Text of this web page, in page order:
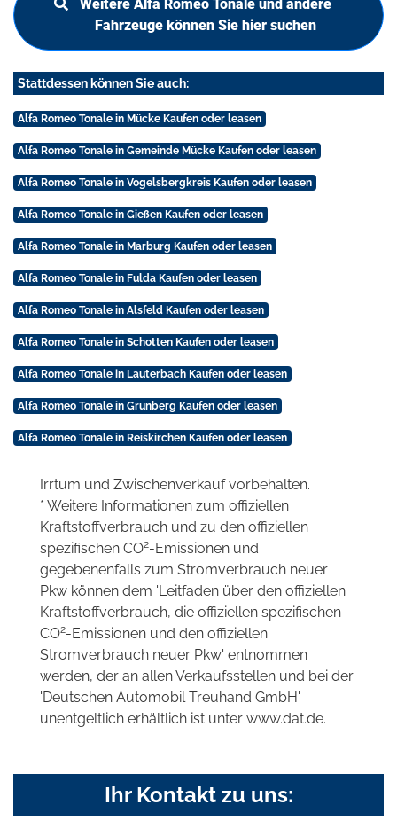
Weitere Alfa Romeo Tonale und andere
Fahrzeuge können Sie hier suchen
Stattdessen können Sie auch:
Alfa Romeo Tonale in Mücke Kaufen oder leasen
Alfa Romeo Tonale in Gemeinde Mücke Kaufen oder leasen
Alfa Romeo Tonale in Vogelsbergkreis Kaufen oder leasen
Alfa Romeo Tonale in Gießen Kaufen oder leasen
Alfa Romeo Tonale in Marburg Kaufen oder leasen
Alfa Romeo Tonale in Fulda Kaufen oder leasen
Alfa Romeo Tonale in Alsfeld Kaufen oder leasen
Alfa Romeo Tonale in Schotten Kaufen oder leasen
Alfa Romeo Tonale in Lauterbach Kaufen oder leasen
Alfa Romeo Tonale in Grünberg Kaufen oder leasen
Alfa Romeo Tonale in Reiskirchen Kaufen oder leasen
Irrtum und Zwischenverkauf vorbehalten.
* Weitere Informationen zum offiziellen
Kraftstoffverbrauch und zu den offiziellen
spezifischen CO2-Emissionen und
gegebenenfalls zum Stromverbrauch neuer
Pkw können dem 'Leitfaden über den offiziellen
Kraftstoffverbrauch, die offiziellen spezifischen
CO2-Emissionen und den offiziellen
Stromverbrauch neuer Pkw' entnommen
werden, der an allen Verkaufsstellen und bei der
'Deutschen Automobil Treuhand GmbH'
unentgeltlich erhältlich ist unter www.dat.de.
Ihr Kontakt zu uns: